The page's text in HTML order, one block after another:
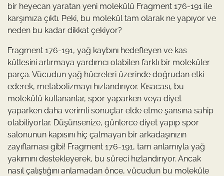
bir heyecan yaratan yeni molekülü Fragment 176-191 ile
karşımıza çıktı. Peki, bu molekül tam olarak ne yapıyor ve
neden bu kadar dikkat çekiyor?
Fragment 176-191, yağ kaybını hedefleyen ve kas
kütlesini artırmaya yardımcı olabilen farklı bir moleküler
parça. Vücudun yağ hücreleri üzerinde doğrudan etki
ederek, metabolizmayı hızlandırıyor. Kısacası, bu
molekülü kullananlar, spor yaparken veya diyet
yaparken daha verimli sonuçlar elde etme şansına sahip
olabiliyorlar. Düşünsenize, günlerce diyet yapıp spor
salonunun kapısını hiç çalmayan bir arkadaşınızın
zayıflaması gibi! Fragment 176-191, tam anlamıyla yağ
yakımını destekleyerek, bu süreci hızlandırıyor. Ancak
nasıl çalıştığını anlamadan önce, vücudun bu moleküle